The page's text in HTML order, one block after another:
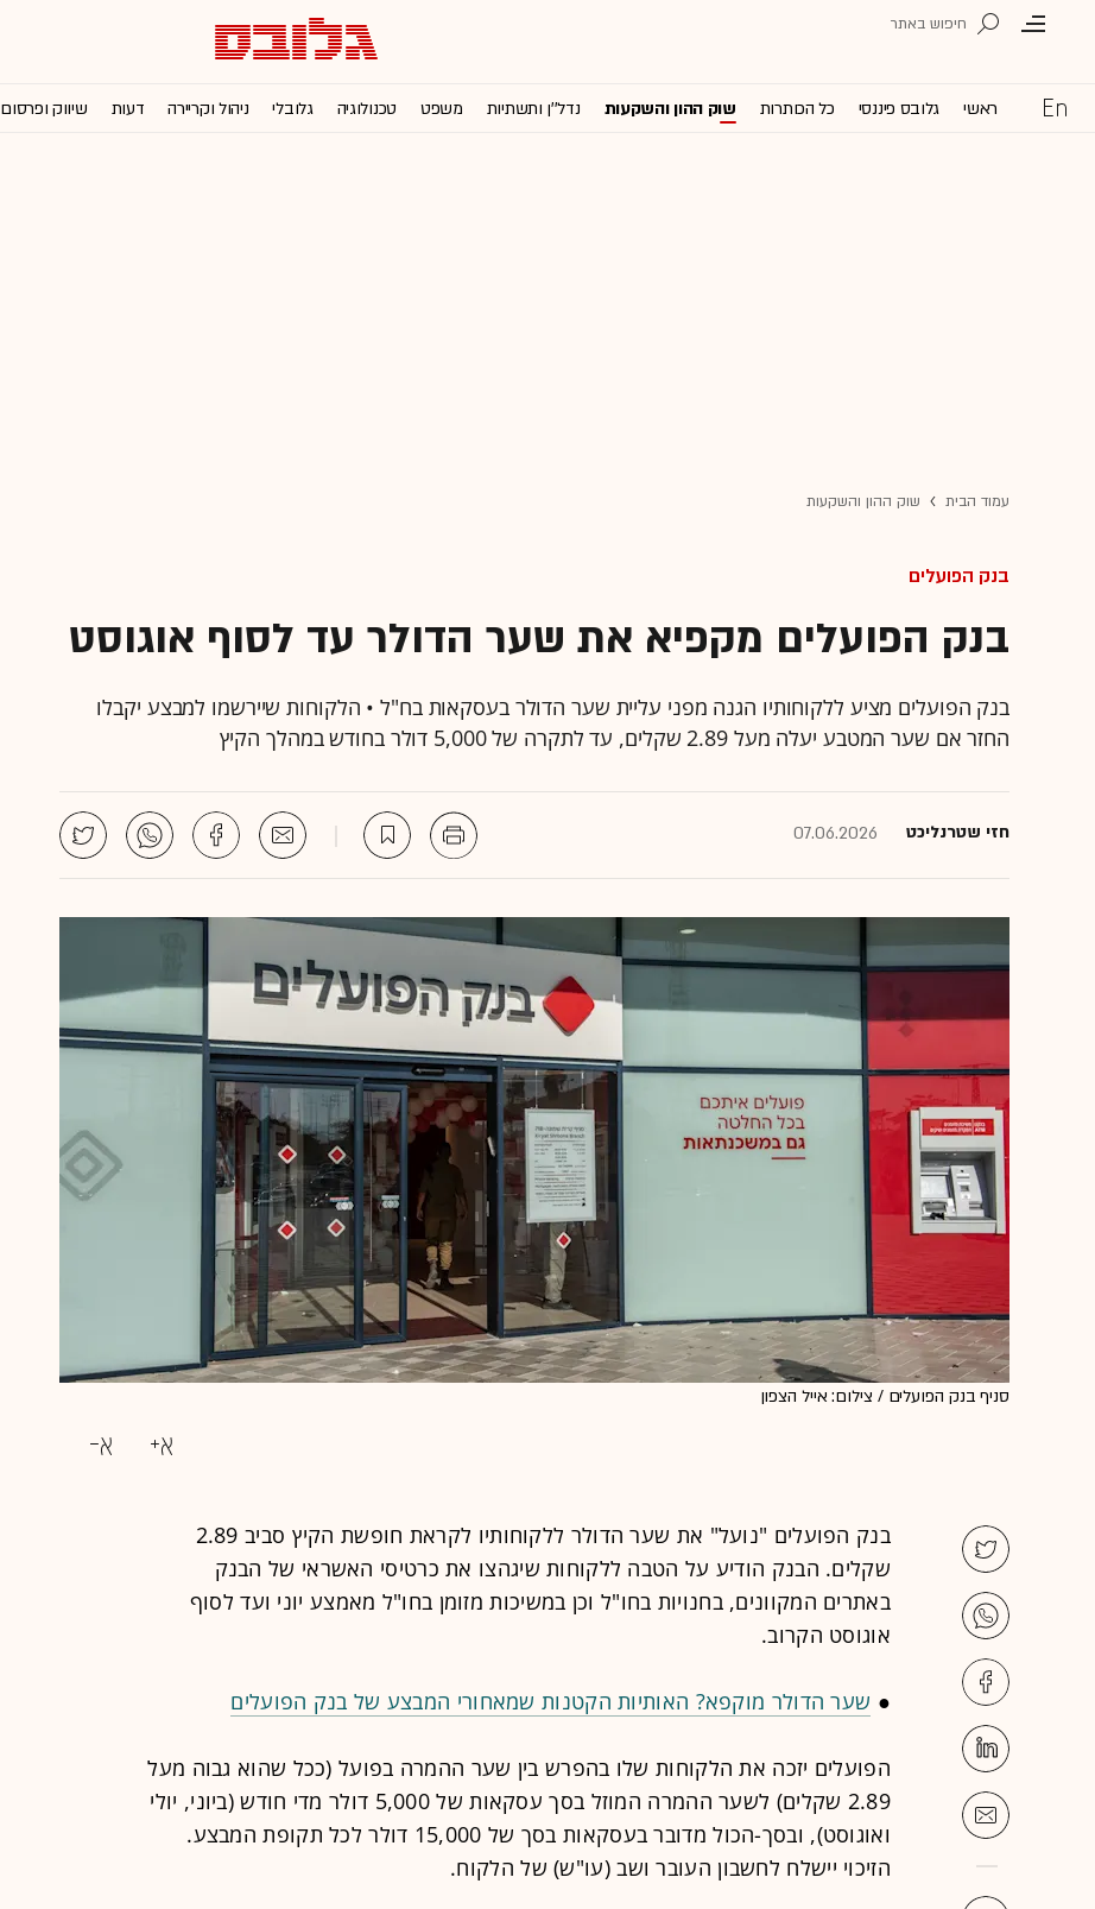
ראשי גלובס פיננסי כל הכותרות שוק ההון והשקעות נדל''ן ותשתיות משפט טכנולוגיה גלובלי ניהול וקריירה דעות שיווק ופרסום
עמוד הבית שוק ההון והשקעות
בנק הפועלים
בנק הפועלים מקפיא את שער הדולר עד לסוף אוגוסט
בנק הפועלים מציע ללקוחותיו הגנה מפני עליית שער הדולר בעסקאות בח"ל • הלקוחות שיירשמו למבצע יקבלו
החזר אם שער המטבע יעלה מעל 2.89 שקלים, עד לתקרה של 5,000 דולר בחודש במהלך הקיץ
חזי שטרנליכט 07.06.2026
סניף בנק הפועלים / צילום: אייל הצפון
בנק הפועלים "נועל" את שער הדולר ללקוחותיו לקראת חופשת הקיץ סביב 2.89
שקלים. הבנק הודיע על הטבה ללקוחות שיגהצו את כרטיסי האשראי של הבנק
באתרים המקוונים, בחנויות בחו"ל וכן במשיכות מזומן בחו"ל מאמצע יוני ועד לסוף
אוגוסט הקרוב.
● שער הדולר מוקפא? האותיות הקטנות שמאחורי המבצע של בנק הפועלים
הפועלים יזכה את הלקוחות שלו בהפרש בין שער ההמרה בפועל (ככל שהוא גבוה מעל
2.89 שקלים) לשער ההמרה המוזל בסך עסקאות של 5,000 דולר מדי חודש (ביוני, יולי
ואוגוסט), ובסך-הכול מדובר בעסקאות בסך של 15,000 דולר לכל תקופת המבצע.
הזיכוי יישלח לחשבון העובר ושב (עו"ש) של הלקוח.